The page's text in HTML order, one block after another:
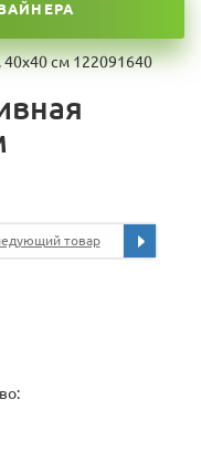
см 122091640
товар